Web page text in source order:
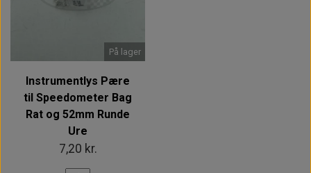
På lager
Instrumentlys Pære
til Speedometer Bag
Rat og 52mm Runde
Ure
7,20 kr.